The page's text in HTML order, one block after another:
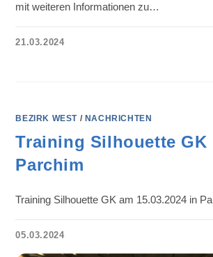
mit weiteren Informationen zu…
21.03.2024
BEZIRK WEST / NACHRICHTEN
Training Silhouette GK
Parchim
Training Silhouette GK am 15.03.2024 in
05.03.2024